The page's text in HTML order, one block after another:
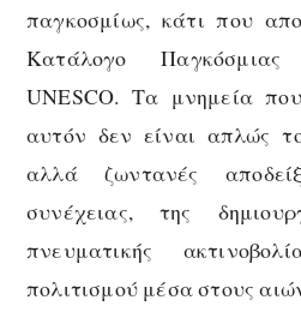
παγκοσμίως, κάτι που
Κατάλογο
UNESCO. Τα μνημεία
αυτόν δεν είναι απλώς
αλλά ζωντανές
συνέχειας, της
πνευματικής
πολιτισμού μέσα στους